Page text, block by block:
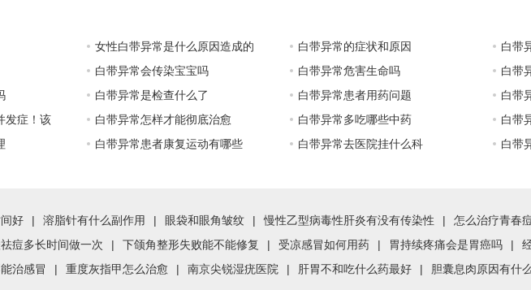
女性白带异常是什么原因造成的 白带异常的症状和原因
白带
白带异常会传染宝宝吗 白带异常危害生命吗
白带
白带异常是检查什么了 白带异常患者用药问题
白带
发症！该
白带异常怎样才能彻底治愈 白带异常多吃哪些中药
白带
白带异常患者康复运动有哪些 白带异常去医院挂什么科 白带
好 | 溶脂针有什么副作用 | 眼袋和眼角皱纹 | 慢性乙型病毒性肝炎有没有传染性 | 怎么治疗青春
痘多长时间做一次 | 下颌角整形失败能不能修复 | 受凉感冒如何用药 | 胃持续疼痛会是胃癌吗 |
治感冒 | 重度灰指甲怎么治愈 | 南京尖锐湿疣医院 | 肝胃不和吃什么药最好 | 胆囊息肉原因有什